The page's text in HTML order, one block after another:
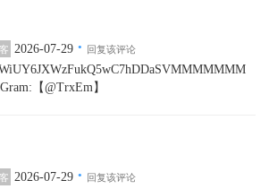
2026-07-29 · 回复该评论
【@TrxEm】
2026-07-29 · 回复该评论